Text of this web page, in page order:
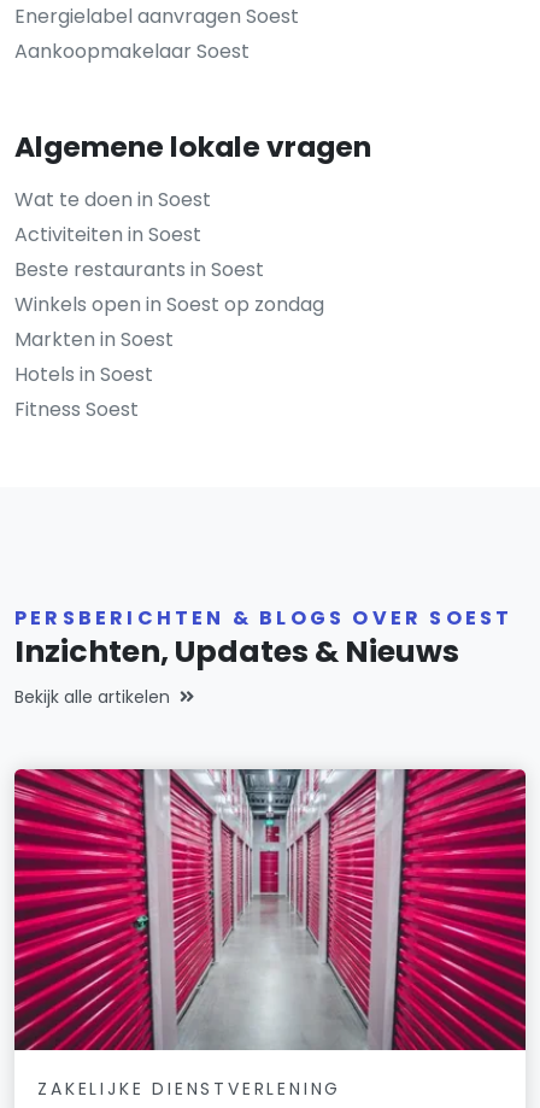
Energielabel aanvragen Soest
Aankoopmakelaar Soest
Algemene lokale vragen
Wat te doen in Soest
Activiteiten in Soest
Beste restaurants in Soest
Winkels open in Soest op zondag
Markten in Soest
Hotels in Soest
Fitness Soest
PERSBERICHTEN & BLOGS OVER SOEST
Inzichten, Updates & Nieuws
Bekijk alle artikelen
ZAKELIJKE DIENSTVERLENING